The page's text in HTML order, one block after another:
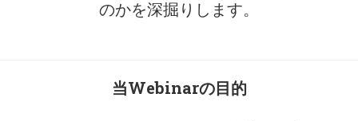
のかを深掘りします。
当Webinarの目的